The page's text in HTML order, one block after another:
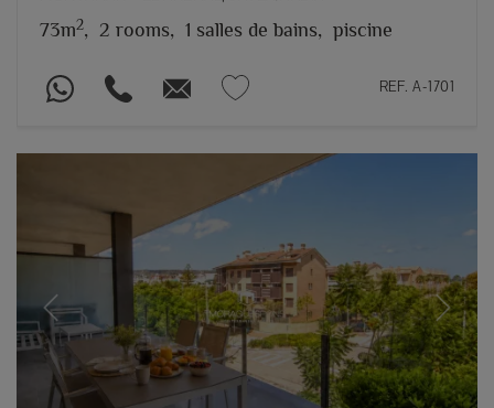
73m2, 2 rooms, 1 salles de bains, piscine
REF. A-1701
Previous Next